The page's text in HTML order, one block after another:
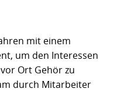
mit einem
um den Interessen
Ort Gehör zu
durch Mitarbeiter